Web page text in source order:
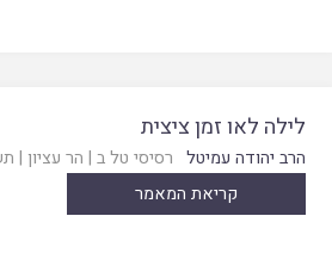
לילה לאו זמן ציצית
הרב יהודה עמיטל רסיסי טל ב | הר עציון |
קריאת המאמר